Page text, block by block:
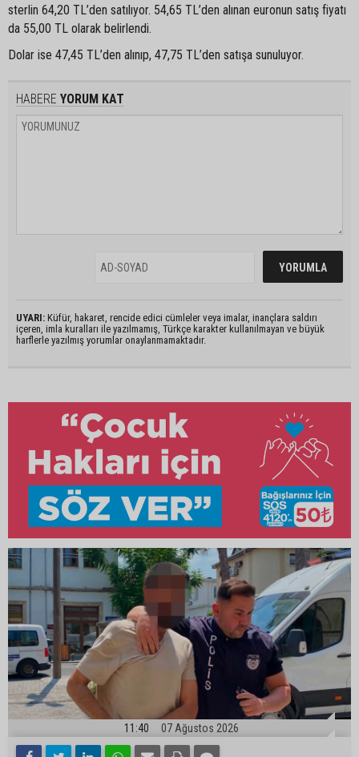
sterlin 64,20 TL’den satılıyor. 54,65 TL’den alınan euronun satış fiyatı
da 55,00 TL olarak belirlendi.
Dolar ise 47,45 TL’den alınıp, 47,75 TL’den satışa sunuluyor.
HABERE YORUM KAT
UYARI: Küfür, hakaret, rencide edici cümleler veya imalar, inançlara saldırı
içeren, imla kuralları ile yazılmamış, Türkçe karakter kullanılmayan ve büyük
harflerle yazılmış yorumlar onaylanmamaktadır.
11:40 07 Ağustos 2026